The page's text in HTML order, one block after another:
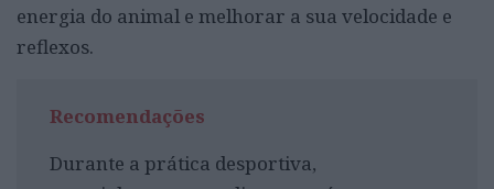
energia do animal e melhorar a sua velocidade e
reflexos.
Recomendações
Durante a prática desportiva,